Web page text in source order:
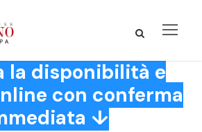
la disponibilità e
con conferma
↓